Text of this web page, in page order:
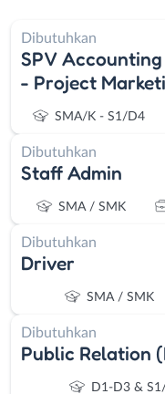
Dibutuhkan
SPV
- Project
SMA/K - S1/D4
Dibutuhkan
Staff Admin
SMA / SMK
Dibutuhkan
Driver
SMA / SMK
Dibutuhkan
Public Relation
D1-D3 &